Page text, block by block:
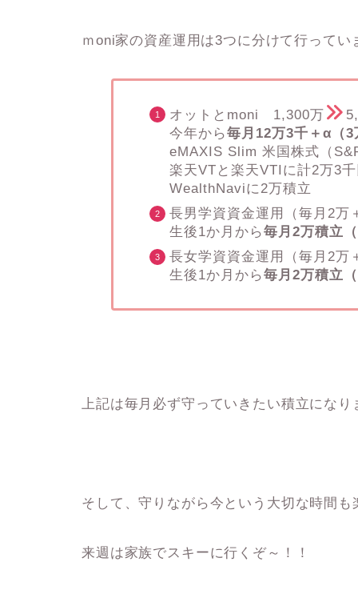
ｍoni家の資産運用は3つに分けて行ってい
オットとmoni 1,300万
今年から毎月12万3千＋α（
eMAXIS Slim 米国株式（
楽天VTと楽天VTIに計2万3
WealthNaviに2万積立
長男学資資金運用（毎月2万
生後1か月から毎月2万積立
長女学資資金運用（毎月2万
生後1か月から毎月2万積立
上記は毎月必ず守っていきたい積立になり
そして、守りながら今という大切な時間も
来週は家族でスキーに行くぞ～！！